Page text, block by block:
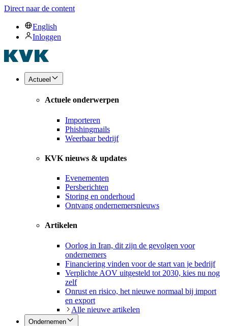
Direct naar de content
English
Inloggen
Actueel
Actuele onderwerpen
Importeren
Phishingmails
Weerbaar bedrijf
KVK nieuws & updates
Evenementen
Persberichten
Storing en onderhoud
Ontvang ondernemersnieuws
Artikelen
Oorlog in Iran, dit zijn de gevolgen voor
ondernemers
Financiering vinden voor de start van je bedrijf
Verplichte AOV uitgesteld tot 2030, kies nu nog
zelf
Onrust en risico, het nieuwe normaal bij import
en export
Alle nieuwe artikelen
Ondernemen